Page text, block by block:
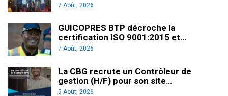
7 Août, 2026
GUICOPRES BTP décroche la
certification ISO 9001:2015 et…
7 Août, 2026
La CBG recrute un Contrôleur de
gestion (H/F) pour son site…
5 Août, 2026